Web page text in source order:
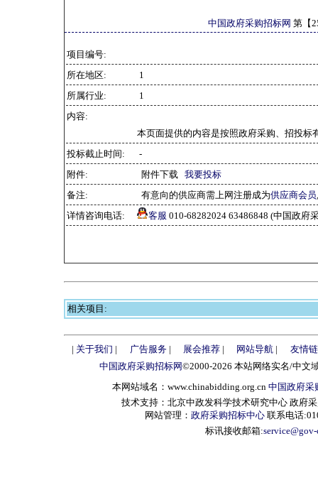
中国政府采购招标网 第【
项目编号:
所在地区:
1
所属行业:
1
内容:
本页面提供的内容是按照政府采购、招投标
投标截止时间:
-
附件:
附件下载 我要投标
备注:
有意向的供应商需上网注册成为供应商会员
详情咨询电话:
客服 010-68282024 63486848 (中国政府
相关项目:
| 关于我们 | 广告服务| 展会推荐| 网站导航 |
友情
中国政府采购招标网©2000-2026 本站网络实名/中文
本网站域名：www.chinabidding.org.cn 中国政府采
技术支持：北京中政发科学技术研究中心 政府
网站管理： 政府采购招标中心 联系电话
标讯接收邮箱: